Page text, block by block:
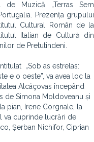
de Muzică „Terras Sem
Prezența grupului
Cultural Român de la
Italian de Cultură din
de Pretutindeni.
„Sob as estrelas:
e o oeste”, va avea loc la
Alcáçovas începând
de Simona Moldoveanu și
pian, Irene Corgnale, la
va cuprinde lucrări de
Șerban Nichifor, Ciprian